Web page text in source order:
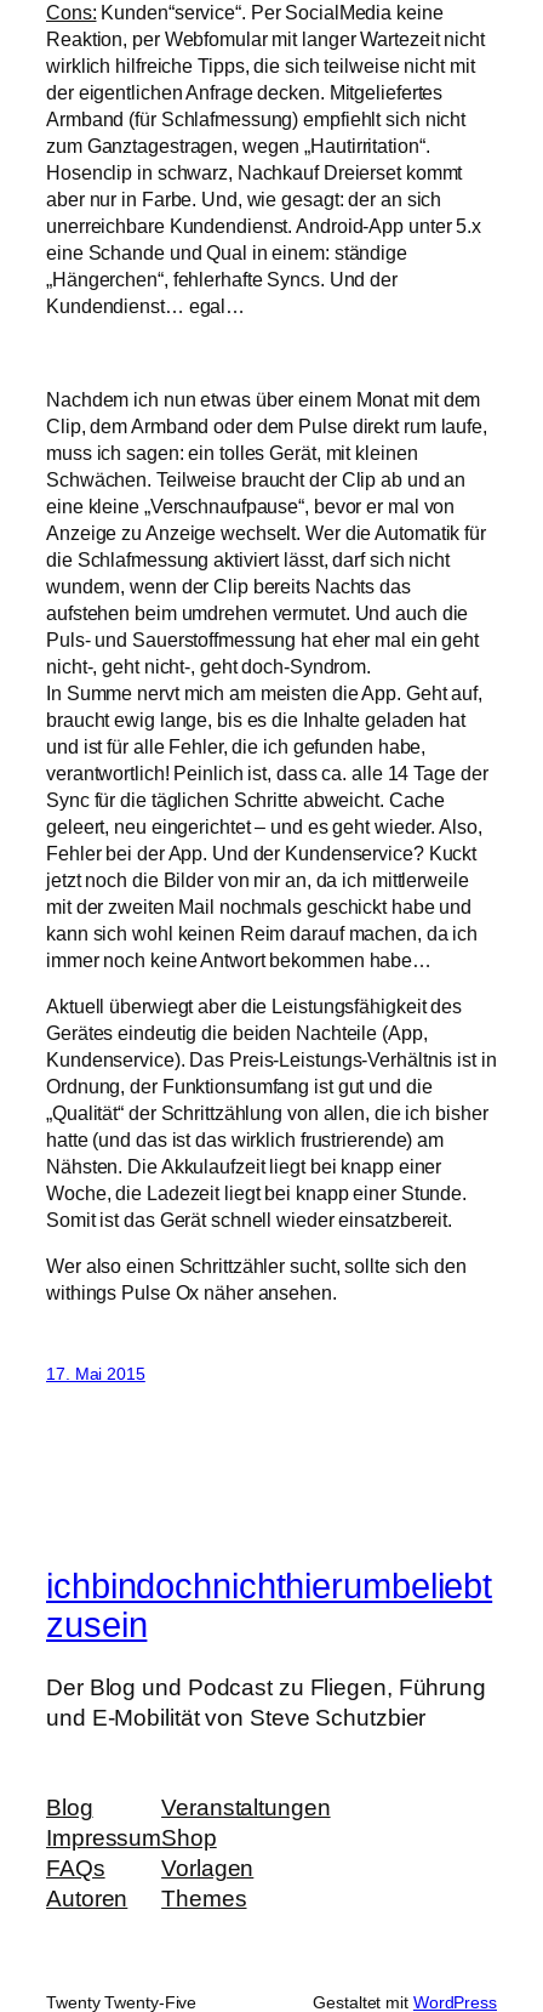
Cons: Kunden“service“. Per SocialMedia keine
Reaktion, per Webfomular mit langer Wartezeit nicht
wirklich hilfreiche Tipps, die sich teilweise nicht mit
der eigentlichen Anfrage decken. Mitgeliefertes
Armband (für Schlafmessung) empfiehlt sich nicht
zum Ganztagestragen, wegen „Hautirritation“.
Hosenclip in schwarz, Nachkauf Dreierset kommt
aber nur in Farbe. Und, wie gesagt: der an sich
unerreichbare Kundendienst. Android-App unter 5.x
eine Schande und Qual in einem: ständige
„Hängerchen“, fehlerhafte Syncs. Und der
Kundendienst… egal…
Nachdem ich nun etwas über einem Monat mit dem
Clip, dem Armband oder dem Pulse direkt rum laufe,
muss ich sagen: ein tolles Gerät, mit kleinen
Schwächen. Teilweise braucht der Clip ab und an
eine kleine „Verschnaufpause“, bevor er mal von
Anzeige zu Anzeige wechselt. Wer die Automatik für
die Schlafmessung aktiviert lässt, darf sich nicht
wundern, wenn der Clip bereits Nachts das
aufstehen beim umdrehen vermutet. Und auch die
Puls- und Sauerstoffmessung hat eher mal ein geht
nicht-, geht nicht-, geht doch-Syndrom.
In Summe nervt mich am meisten die App. Geht auf,
braucht ewig lange, bis es die Inhalte geladen hat
und ist für alle Fehler, die ich gefunden habe,
verantwortlich! Peinlich ist, dass ca. alle 14 Tage der
Sync für die täglichen Schritte abweicht. Cache
geleert, neu eingerichtet – und es geht wieder. Also,
Fehler bei der App. Und der Kundenservice? Kuckt
jetzt noch die Bilder von mir an, da ich mittlerweile
mit der zweiten Mail nochmals geschickt habe und
kann sich wohl keinen Reim darauf machen, da ich
immer noch keine Antwort bekommen habe…
Aktuell überwiegt aber die Leistungsfähigkeit des
Gerätes eindeutig die beiden Nachteile (App,
Kundenservice). Das Preis-Leistungs-Verhältnis ist in
Ordnung, der Funktionsumfang ist gut und die
„Qualität“ der Schrittzählung von allen, die ich bisher
hatte (und das ist das wirklich frustrierende) am
Nähsten. Die Akkulaufzeit liegt bei knapp einer
Woche, die Ladezeit liegt bei knapp einer Stunde.
Somit ist das Gerät schnell wieder einsatzbereit.
Wer also einen Schrittzähler sucht, sollte sich den
withings Pulse Ox näher ansehen.
17. Mai 2015
ichbindochnichthierumbeliebt
zusein
Der Blog und Podcast zu Fliegen, Führung
und E-Mobilität von Steve Schutzbier
Blog
Impressum
FAQs
Autoren
Veranstaltungen
Shop
Vorlagen
Themes
Twenty Twenty-Five Gestaltet mit WordPress